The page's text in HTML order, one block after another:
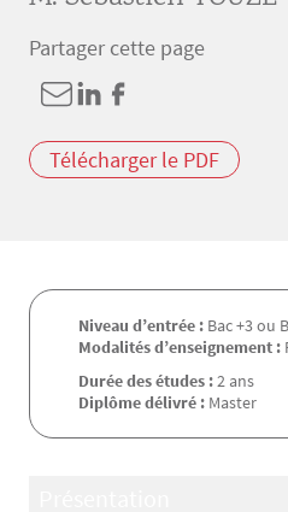
Partager cette page
Télécharger le PDF
Niveau d’entrée : Bac +3 ou
Modalités d’enseignement :
Durée des études :2 ans
Diplôme délivré : Master